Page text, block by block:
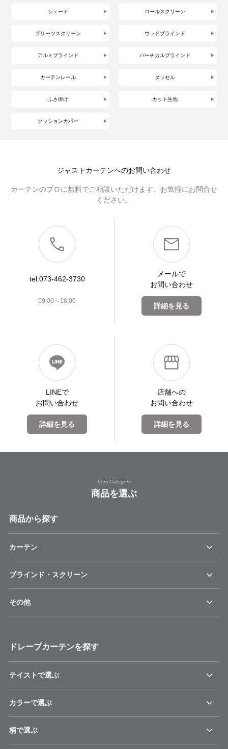
シェード ロールスクリーン
プリーツスクリーン ウッドブラインド
アルミブラインド バーチカルブラインド
カーテンレール タッセル
ふさ掛け カット生地
クッションカバー
ジャストカーテンへのお問い合わせ
カーテンのプロに無料でご相談いただけます。お気軽にお問合せ
ください。
tel.073-462-3730
09:00～18:00
メールで
お問い合わせ
詳細を見る
LINEで
お問い合わせ
詳細を見る
店舗への
お問い合わせ
詳細を見る
Item Category
商品を選ぶ
商品から探す
カーテン
ブラインド・スクリーン
その他
ドレープカーテンを探す
テイストで選ぶ
カラーで選ぶ
柄で選ぶ